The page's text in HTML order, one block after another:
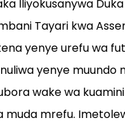
Iliyokusanywa
Tayari kwa
yenye urefu wa
yenye muundo
wake wa
muda mrefu.